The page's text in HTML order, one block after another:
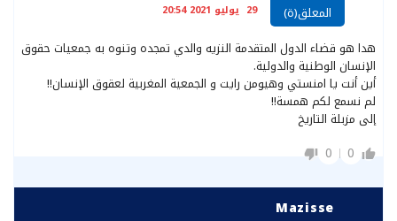
المعلق(ة) 29 يوليو 2021 20:54
هدا هو قضاء الدول المتقدمة النزيه والدي تمجده وتنوه به جمعيات حقوق
الإنسان الوطنية والدولية.
أين أنت يا امنستي وهيومن رايت و الجمعية المغربية لعقوق الإنسان!!
لم نسمع لكم همسة!!
إلى مزبلة التاريخ
0
0
Mazisse